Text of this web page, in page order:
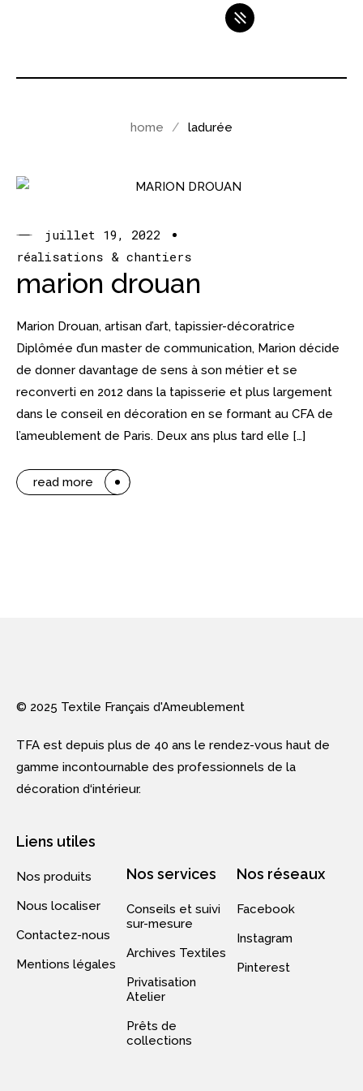
home ladurée
juillet 19, 2022
réalisations & chantiers
marion drouan
Marion Drouan, artisan d’art, tapissier-décoratrice
Diplômée d’un master de communication, Marion décide
de donner davantage de sens à son métier et se
reconverti en 2012 dans la tapisserie et plus largement
dans le conseil en décoration en se formant au CFA de
l’ameublement de Paris. Deux ans plus tard elle […]
read more
© 2025 Textile Français d'Ameublement
TFA est depuis plus de 40 ans le rendez-vous haut de
gamme incontournable des professionnels de la
décoration d‘intérieur.
Liens utiles
Nos produits
Nous localiser
Contactez-nous
Mentions légales
Nos services
Conseils et suivi
sur-mesure
Archives Textiles
Privatisation
Atelier
Prêts de
collections
Nos réseaux
Facebook
Instagram
Pinterest